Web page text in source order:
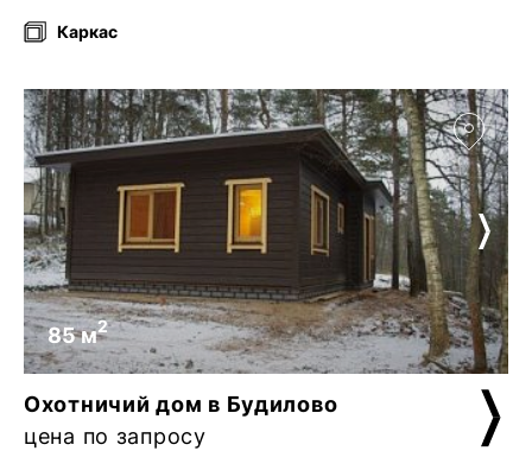
Каркас
85 м2
Охотничий дом в Будилово
цена по запросу